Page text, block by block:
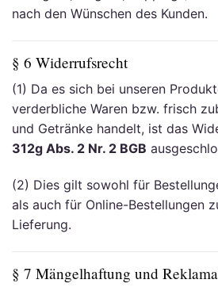
nach den Wünschen des Kunden.
§ 6 Widerrufsrecht
(1) Da es sich bei unseren
verderbliche Waren bzw. frisch
und Getränke handelt, ist das
312g Abs. 2 Nr. 2 BGB
(2) Dies gilt sowohl für
als auch für Online-Bestellungen
Lieferung.
§ 7 Mängelhaftung und